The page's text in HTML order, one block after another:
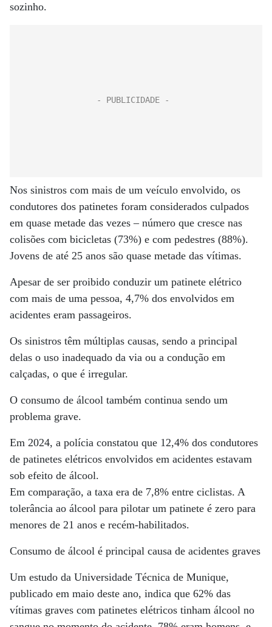
sozinho.
Nos sinistros com mais de um veículo envolvido, os
condutores dos patinetes foram considerados culpados
em quase metade das vezes – número que cresce nas
colisões com bicicletas (73%) e com pedestres (88%).
Jovens de até 25 anos são quase metade das vítimas.
Apesar de ser proibido conduzir um patinete elétrico
com mais de uma pessoa, 4,7% dos envolvidos em
acidentes eram passageiros.
Os sinistros têm múltiplas causas, sendo a principal
delas o uso inadequado da via ou a condução em
calçadas, o que é irregular.
O consumo de álcool também continua sendo um
problema grave.
Em 2024, a polícia constatou que 12,4% dos condutores
de patinetes elétricos envolvidos em acidentes estavam
sob efeito de álcool.
Em comparação, a taxa era de 7,8% entre ciclistas. A
tolerância ao álcool para pilotar um patinete é zero para
menores de 21 anos e recém-habilitados.
Consumo de álcool é principal causa de acidentes graves
Um estudo da Universidade Técnica de Munique,
publicado em maio deste ano, indica que 62% das
vítimas graves com patinetes elétricos tinham álcool no